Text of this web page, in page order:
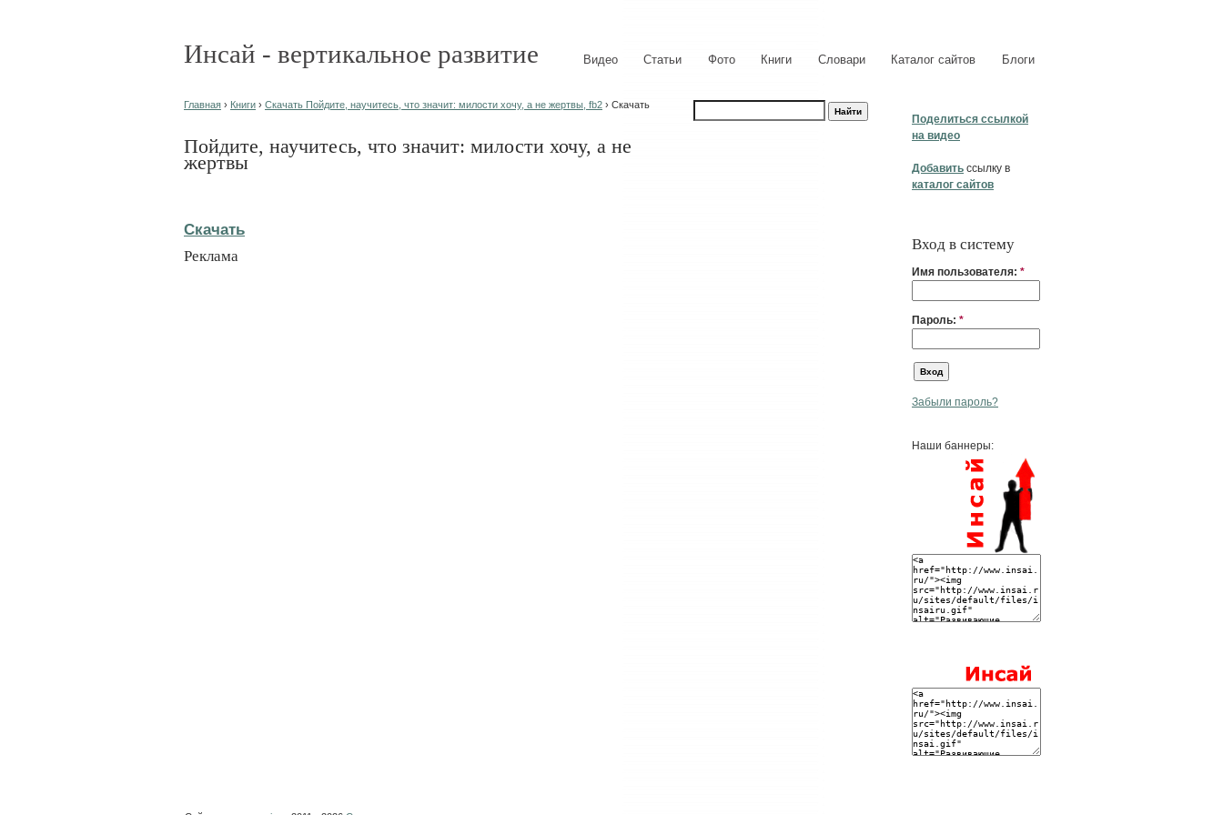
Инсай - вертикальное развитие Видео Статьи Фото Книги Словари Каталог сайтов Блоги
Поделиться ссылкой
на видео
Добавить ссылку в
каталог сайтов
Вход в систему
Имя пользователя: *
Пароль: *
Забыли пароль?
Наши баннеры:
Главная › Книги › Скачать Пойдите, научитесь, что значит: милости хочу, а не жертвы, fb2 › Скачать
Пойдите, научитесь, что значит: милости хочу, а не
жертвы
Скачать
Реклама